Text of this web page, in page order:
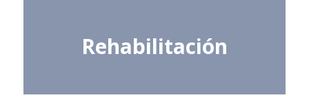
Rehabilitación